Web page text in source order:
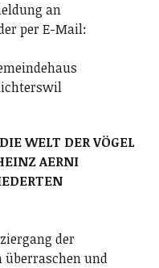
an
per E-Mail:
WELT DER VÖGEL
AERNI
der
überraschen und